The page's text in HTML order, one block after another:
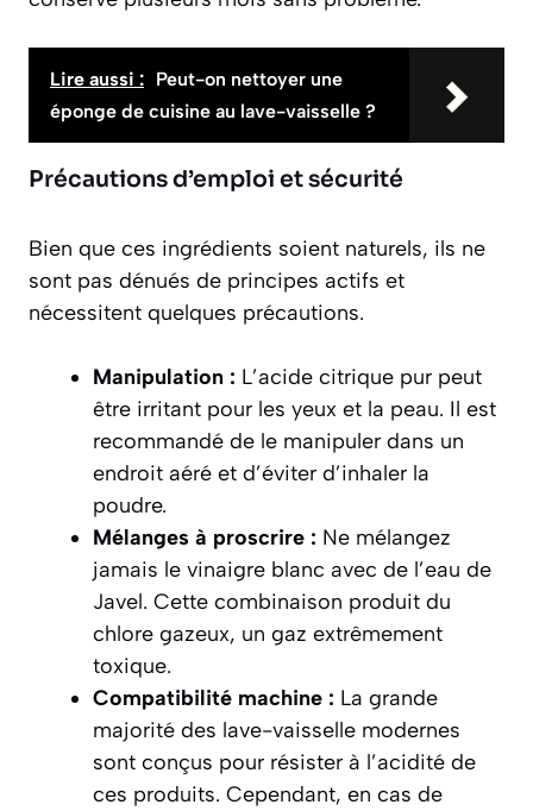
Lire aussi : Peut-on nettoyer une
éponge de cuisine au lave-vaisselle ?
Précautions d’emploi et sécurité
Bien que ces ingrédients soient naturels, ils ne
sont pas dénués de principes actifs et
nécessitent quelques précautions.
Manipulation : L’acide citrique pur peut
être irritant pour les yeux et la peau. Il est
recommandé de le manipuler dans un
endroit aéré et d’éviter d’inhaler la
poudre.
Mélanges à proscrire : Ne mélangez
jamais le vinaigre blanc avec de l’eau de
Javel. Cette combinaison produit du
chlore gazeux, un gaz extrêmement
toxique.
Compatibilité machine : La grande
majorité des lave-vaisselle modernes
sont conçus pour résister à l’acidité de
ces produits. Cependant, en cas de